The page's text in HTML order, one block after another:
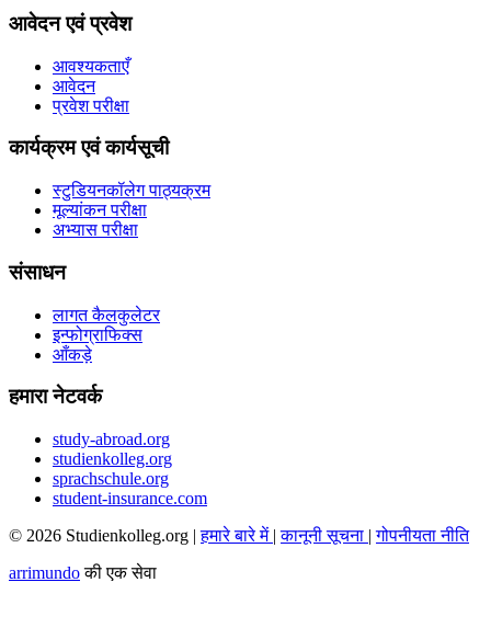
आवेदन एवं प्रवेश
आवश्यकताएँ
आवेदन
प्रवेश परीक्षा
कार्यक्रम एवं कार्यसूची
स्टुडियनकॉलेग पाठ्यक्रम
मूल्यांकन परीक्षा
अभ्यास परीक्षा
संसाधन
लागत कैलकुलेटर
इन्फोग्राफिक्स
आँकड़े
हमारा नेटवर्क
study-abroad.org
studienkolleg.org
sprachschule.org
student-insurance.com
© 2026 Studienkolleg.org |हमारे बारे में |कानूनी सूचना |गोपनीयता नीति
arrimundoकी एक सेवा